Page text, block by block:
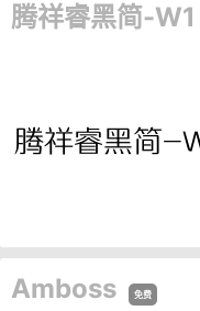
腾祥睿黑简-W1
Amboss 免费